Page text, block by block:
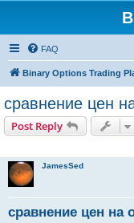
FAQ
Binary Options Trading
сравнение цен
Post Reply
JamesSed
сравнение цен на